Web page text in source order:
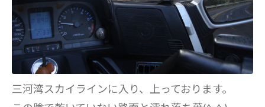
三河湾スカイラインに入り、上っております。